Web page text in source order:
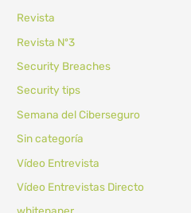
Revista
Revista Nº3
Security Breaches
Security tips
Semana del Ciberseguro
Sin categoría
Vídeo Entrevista
Vídeo Entrevistas Directo